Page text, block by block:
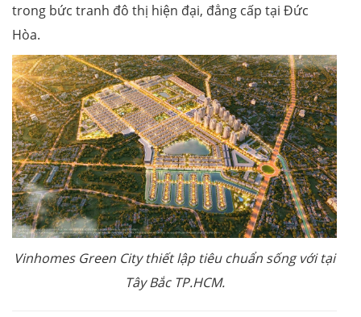
trong bức tranh đô thị hiện đại, đẳng cấp tại Đức
Hòa.
Vinhomes Green Citythiết lập tiêu chuẩn sống với tại
Tây Bắc TP.HCM.